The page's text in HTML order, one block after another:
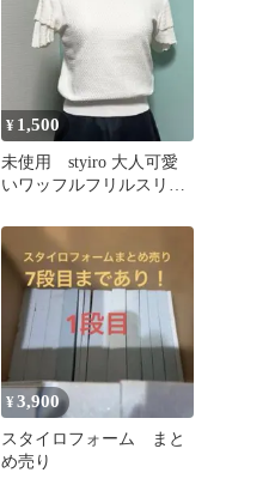
¥ 1,500
未使用 styiro 大人可愛
いワッフルフリルスリー
¥3,900
スタイロフォーム まと
め売り